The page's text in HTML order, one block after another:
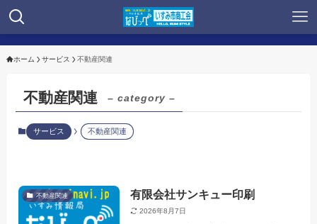
ホーム サービス 不動産関連
不動産関連 – category –
サービス 不動産関連
不動産関連 有限会社サンキュー印刷
2026年8月7日